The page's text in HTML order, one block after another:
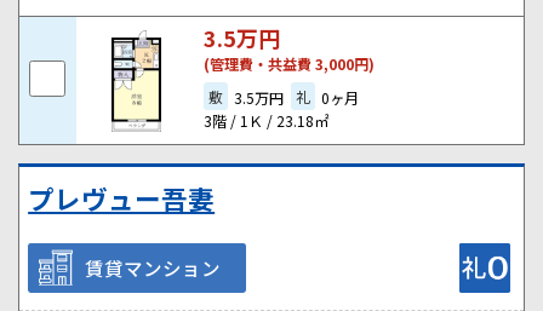
3.5万円
(管理費・共益費 3,000円)
敷 3.5万円 礼 0ヶ月
3階 / 1Ｋ / 23.18㎡
プレヴュー吾妻
賃貸マンション